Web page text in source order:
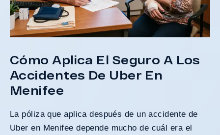
Cómo Aplica El Seguro A Los
Accidentes De Uber En
Menifee
La póliza que aplica después de un accidente de
Uber en Menifee depende mucho de cuál era el